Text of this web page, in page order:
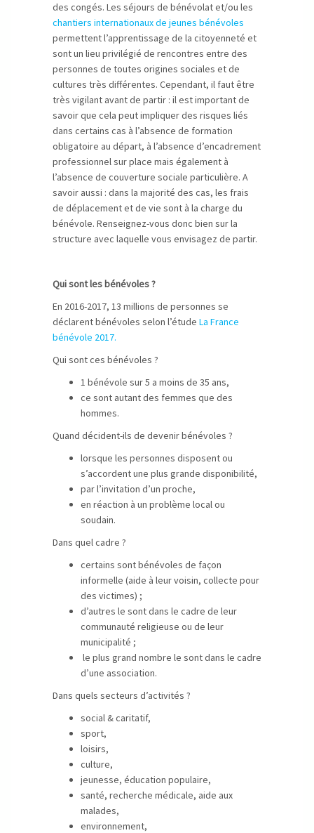
des congés. Les séjours de bénévolat et/ou les
chantiers internationaux de jeunes bénévoles
permettent l’apprentissage de la citoyenneté et
sont un lieu privilégié de rencontres entre des
personnes de toutes origines sociales et de
cultures très différentes. Cependant, il faut être
très vigilant avant de partir : il est important de
savoir que cela peut impliquer des risques liés
dans certains cas à l’absence de formation
obligatoire au départ, à l’absence d’encadrement
professionnel sur place mais également à
l’absence de couverture sociale particulière. A
savoir aussi : dans la majorité des cas, les frais
de déplacement et de vie sont à la charge du
bénévole. Renseignez-vous donc bien sur la
structure avec laquelle vous envisagez de partir.
Qui sont les bénévoles ?
En 2016-2017, 13 millions de personnes se
déclarent bénévoles selon l’étude La France
bénévole 2017.
Qui sont ces bénévoles ?
1 bénévole sur 5 a moins de 35 ans,
ce sont autant des femmes que des
hommes.
Quand décident-ils de devenir bénévoles ?
lorsque les personnes disposent ou
s’accordent une plus grande disponibilité,
par l’invitation d’un proche,
en réaction à un problème local ou
soudain.
Dans quel cadre ?
certains sont bénévoles de façon
informelle (aide à leur voisin, collecte pour
des victimes) ;
d’autres le sont dans le cadre de leur
communauté religieuse ou de leur
municipalité ;
le plus grand nombre le sont dans le cadre
d’une association.
Dans quels secteurs d’activités ?
social & caritatif,
sport,
loisirs,
culture,
jeunesse, éducation populaire,
santé, recherche médicale, aide aux
malades,
environnement,